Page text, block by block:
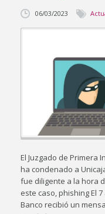
06/03/2023
El Juzgado de Primera
ha condenado a
fue diligente a la hora
este caso, phishing El
Banco recibió un